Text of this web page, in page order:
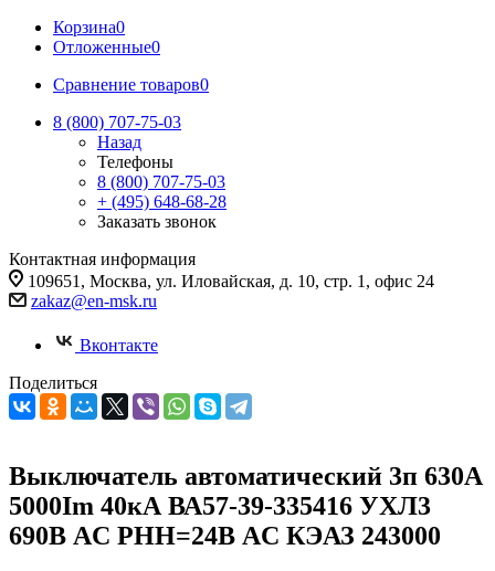
Корзина0
Отложенные0
Сравнение товаров0
8 (800) 707-75-03
Назад
Телефоны
8 (800) 707-75-03
+ (495) 648-68-28
Заказать звонок
Контактная информация
109651, Москва, ул. Иловайская, д. 10, стр. 1, офис 24
zakaz@en-msk.ru
Вконтакте
Поделиться
Выключатель автоматический 3п 630А
5000Im 40кА ВА57-39-335416 УХЛ3
690В AC РНН=24В AC КЭАЗ 243000